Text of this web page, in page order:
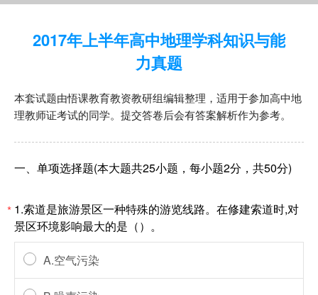
2017年上半年高中地理学科知识与能
力真题
本套试题由悟课教育教资教研组编辑整理，适用于参加高中地
理教师证考试的同学。提交答卷后会有答案解析作为参考。
一、单项选择题(本大题共25小题，每小题2分，共50分)
* 1.索道是旅游景区一种特殊的游览线路。在修建索道时,对
景区环境影响最大的是（）。
A.空气污染